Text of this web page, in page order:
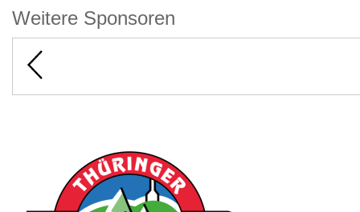
Weitere Sponsoren